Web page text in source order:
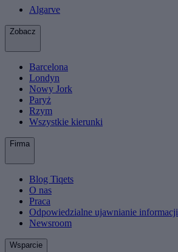
Algarve
Zobacz
Barcelona
Londyn
Nowy Jork
Paryż
Rzym
Wszystkie kierunki
Firma
Blog Tiqets
O nas
Praca
Odpowiedzialne ujawnianie informacji
Newsroom
Wsparcie